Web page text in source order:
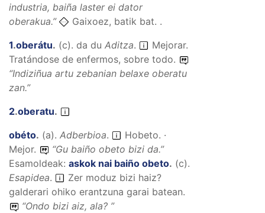
industria, baiña laster ei dator
oberakua.”
Gaixoez, batik bat. .
1.oberátu. (c). da du Aditza.
Mejorar.
Tratándose de enfermos, sobre todo.
“Indiziñua artu zebanian belaxe oberatu
zan.”
2.oberatu.
obéto. (a). Adberbioa.
Hobeto. ·
Mejor.
“Gu baiño obeto bizi da.”
Esamoldeak: askok nai baiño obeto. (c).
Esapidea.
Zer moduz bizi haiz?
galderari ohiko erantzuna garai batean.
“Ondo bizi aiz, ala? ”